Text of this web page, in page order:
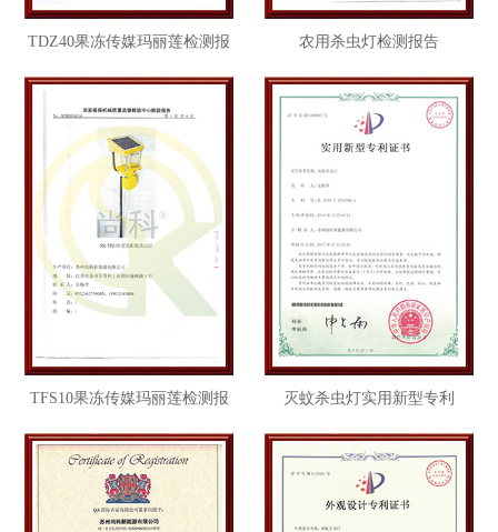
TDZ40果冻传媒玛丽莲检测报
农用杀虫灯检测报告
TFS10果冻传媒玛丽莲检测报
灭蚊杀虫灯实用新型专利